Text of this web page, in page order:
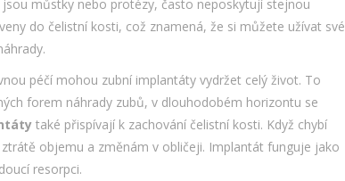
můstky nebo protézy, často neposkytují stejnou
do čelistní kosti, což znamená, že si můžete užívat své
péčí mohou zubní implantáty vydržet celý život. To
forem náhrady zubů, v dlouhodobém horizontu se
také přispívají k zachování čelistní kosti. Když chybí
objemu a změnám v obličeji. Implantát funguje jako
resorpci.